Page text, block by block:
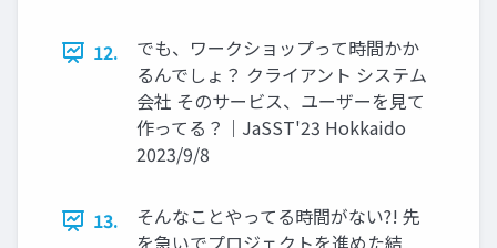
12.
でも、ワークショップって時間かか
るんでしょ？ クライアント システム
会社 そのサービス、ユーザーを見て
作ってる？｜JaSST'23 Hokkaido
2023/9/8
13.
そんなことやってる時間がない?! 先
を急いでプロジェクトを進めた結